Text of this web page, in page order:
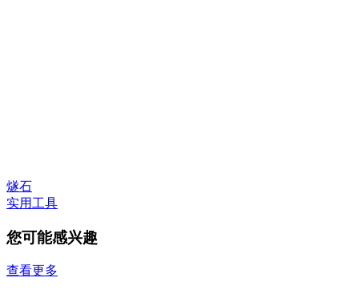
燧石
实用工具
您可能感兴趣
查看更多